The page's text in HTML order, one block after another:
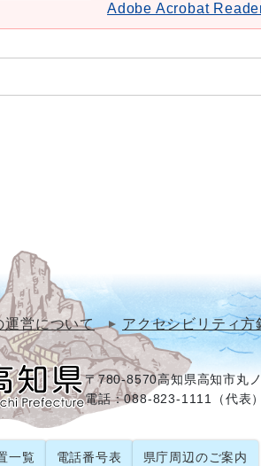
Adobe Acrobat
運営について アクセシビリティ方
〒780-8570高知県高知市丸
電話：088-823-1111（代表
一覧 電話番号表 県庁周辺のご案内